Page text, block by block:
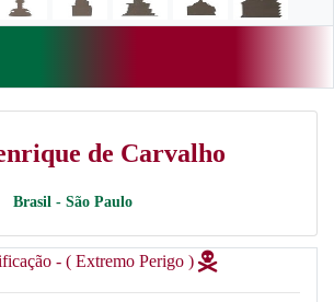
de Carvalho
Brasil - São Paulo
- ( Extremo Perigo )